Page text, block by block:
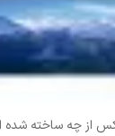
از چه ساخته شده